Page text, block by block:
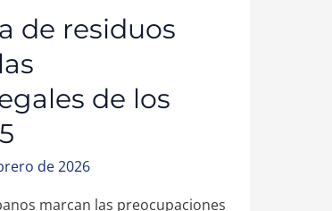
de residuos
de los
de 2026
marcan las preocupaciones